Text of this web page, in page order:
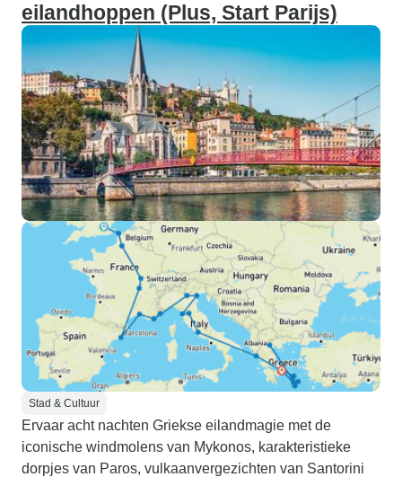
eilandhoppen (Plus, Start Parijs)
Stad & Cultuur
Ervaar acht nachten Griekse eilandmagie met de
iconische windmolens van Mykonos, karakteristieke
dorpjes van Paros, vulkaanvergezichten van Santorini